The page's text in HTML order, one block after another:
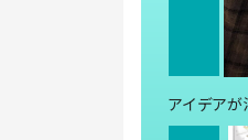
アイデア